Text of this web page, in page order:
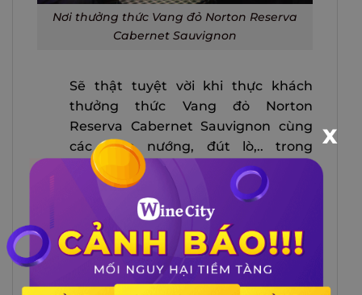
Nơi thưởng thức Vang đỏ Norton Reserva
Cabernet Sauvignon
Sẽ thật tuyệt vời khi thực khách
thưởng thức Vang đỏ Norton
Reserva Cabernet Sauvignon cùng
các món nướng, đút lò,.. trong
không gian đặc biệt, đậm chất
Gòn xưa”tại Tiệm Đỡ Buồn.
Tại Tiệm, thực khách sẽ được trải
nghiệm phong cách phục vụ rượu
chuyên nghiệp với các món ăn được
chế biến từđầu bếp chuyên nghiệp.
X